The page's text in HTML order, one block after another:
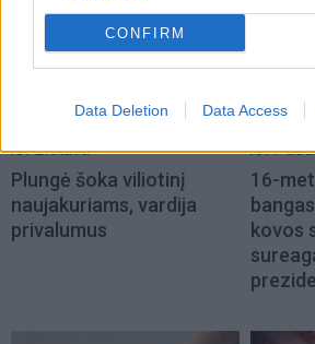
CONFIRM
Data Deletion Data Access
Lietuva
Plungė šoka viliotinį
naujakuriams, vardija
privalumus
16-
kovos